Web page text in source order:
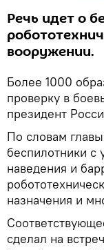
Речь идет о
вооружении.
Более 1000
проверку в
президент
По словам
беспилотники с
наведения и
назначения и
сделал на